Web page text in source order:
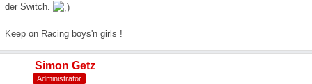
der Switch.
Keep on Racing boys'n girls !
Simon Getz
Administrator